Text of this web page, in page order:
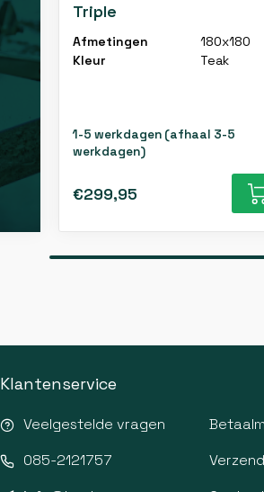
Triple
Afmetingen
180x180
Kleur
Teak
1-5 werkdagen (afhaal 3-5
werkdagen)
€299,95
Klantenservice
Veelgestelde vragen
085-2121757